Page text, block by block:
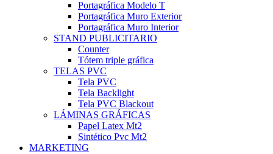
Portagráfica Modelo T
Portagráfica Muro Exterior
Portagráfica Muro Interior
STAND PUBLICITARIO
Counter
Tótem triple gráfica
TELAS PVC
Tela PVC
Tela Backlight
Tela PVC Blackout
LÁMINAS GRÁFICAS
Papel Latex Mt2
Sintético Pvc Mt2
MARKETING